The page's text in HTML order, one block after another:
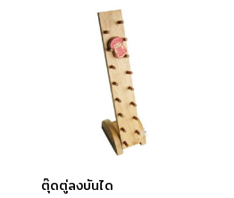
ตุ๊ดตู่ลงบันได